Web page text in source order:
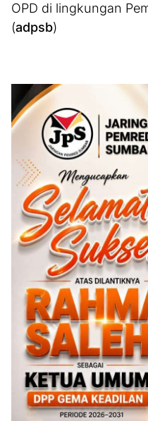
OPD di lingkungan
(adpsb)